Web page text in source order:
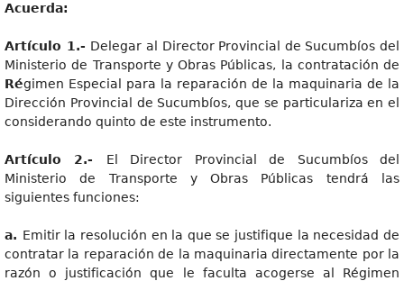
Acuerda:
Artícul o 1.- Delegar al Director Provincial de Sucumbíos del
Ministerio de Transporte y Obras Públicas, la contratación de
Régimen Especial para la reparación de la maquinaria de la
Dirección Provincial de Sucumbíos, que se particulariza en el
considerando quinto de este instrumento.
Artícul o 2.- El Director Provincial de Sucumbíos del
Ministerio de Transporte y Obras Públicas tendrá las
siguientes funciones:
a. Emitir la resolución en la que se justifique la necesidad de
contratar la reparación de la maquinaria directamente por la
razón o justificación que le faculta acogerse al Régimen